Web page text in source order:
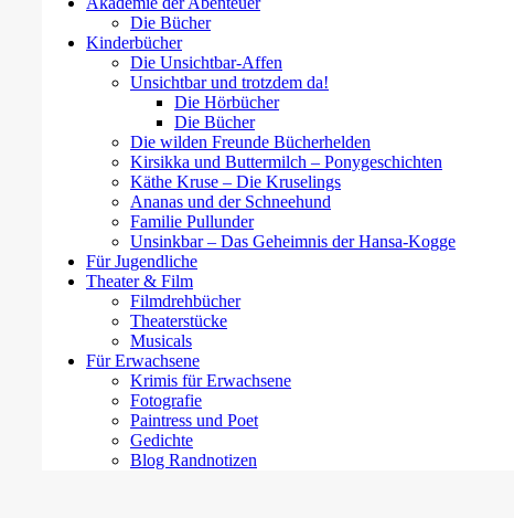
Die Bücher
Kinderbücher
Die Unsichtbar-Affen
Unsichtbar und trotzdem da!
Die Hörbücher
Die Bücher
Die wilden Freunde Bücherhelden
Kirsikka und Buttermilch – Ponygeschichten
Käthe Kruse – Die Kruselings
Ananas und der Schneehund
Familie Pullunder
Unsinkbar – Das Geheimnis der Hansa-Kogge
Für Jugendliche
Theater & Film
Filmdrehbücher
Theaterstücke
Musicals
Für Erwachsene
Krimis für Erwachsene
Fotografie
Paintress und Poet
Gedichte
Blog Randnotizen